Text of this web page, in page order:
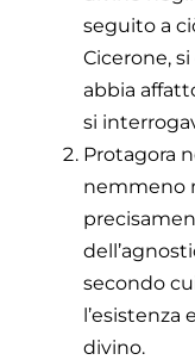
seguito a
Cicerone,
abbia
si
Protagora
nemmeno
secondo
l’esistenza
divino.